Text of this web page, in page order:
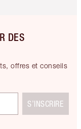
DES
offres et conseils
S’INSCRIRE